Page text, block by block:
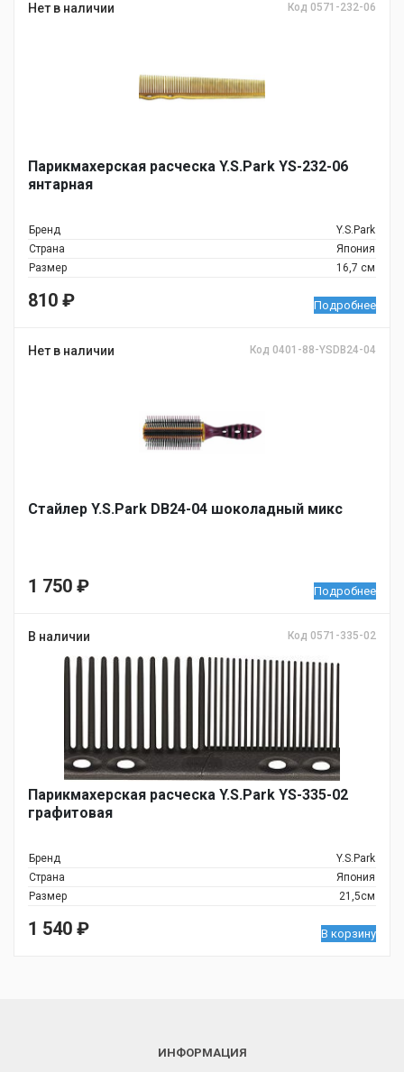
Нет в наличии Код 0571-232-06
Парикмахерская расческа Y.S.Park YS-232-06
янтарная
Бренд
Y.S.Park
Страна
Япония
Размер
16,7 см
810 ₽ Подробнее
Нет в наличии Код 0401-88-YSDB24-04
Стайлер Y.S.Park DB24-04 шоколадный микс
1 750 ₽ Подробнее
В наличии Код 0571-335-02
Парикмахерская расческа Y.S.Park YS-335-02
графитовая
Бренд
Y.S.Park
Страна
Япония
Размер
21,5см
1 540 ₽ В корзину
ИНФОРМАЦИЯ